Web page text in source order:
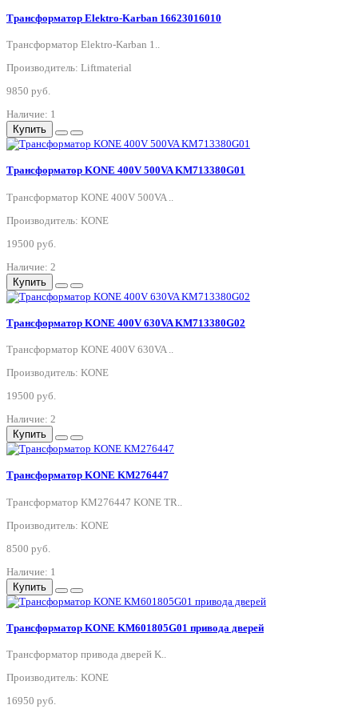
Трансформатор Elektro-Karban 16623016010
Трансформатор Elektro-Karban 1..
Производитель: Liftmaterial
9850 руб.
Наличие: 1
Купить
Трансформатор KONE 400V 500VA KM713380G01
Трансформатор KONE 400V 500VA ..
Производитель: KONE
19500 руб.
Наличие: 2
Купить
Трансформатор KONE 400V 630VA KM713380G02
Трансформатор KONE 400V 630VA ..
Производитель: KONE
19500 руб.
Наличие: 2
Купить
Трансформатор KONE KM276447
Трансформатор KM276447 KONE TR..
Производитель: KONE
8500 руб.
Наличие: 1
Купить
Трансформатор KONE KM601805G01 привода дверей
Трансформатор привода дверей K..
Производитель: KONE
16950 руб.